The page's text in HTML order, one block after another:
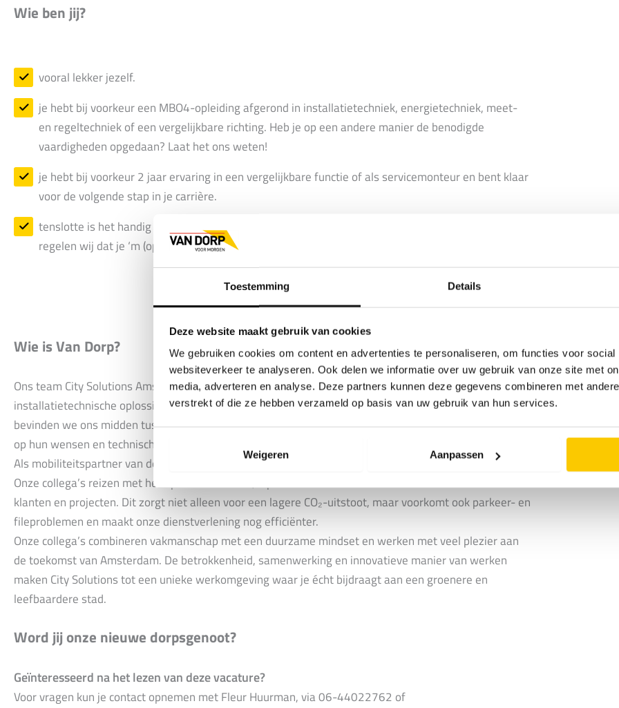
Toestemming Details
Deze website maakt gebruik van cookies
We gebruiken cookies om content en advertenties te personaliseren, om functies voor
websiteverkeer te analyseren. Ook delen we informatie over uw gebruik van onze site met
media, adverteren en analyse. Deze partners kunnen deze gegevens combineren met
verstrekt of die ze hebben verzameld op basis van uw gebruik van hun services.
Weigeren Aanpassen
Wie ben jij?
vooral lekker jezelf.
je hebt bij voorkeur een MBO4-opleiding afgerond in installatietechniek, energietechniek, meet-
en regeltechniek of een vergelijkbare richting. Heb je op een andere manier de benodigde
vaardigheden opgedaan? Laat het ons weten!
je hebt bij voorkeur 2 jaar ervaring in een vergelijkbare functie of als servicemonteur en bent klaar
voor de volgende stap in je carrière.
tenslotte is het handig dat je een VOG kunt overleggen. Heb je ‘m nog niet of is ‘ie verlopen? Dan
regelen wij dat je ‘m (opnieuw) kunt aanvragen, geen punt.
Wie is Van Dorp?
Ons team City Solutions Amsterdam (CISO) werkt dagelijks aan duurzame en innovatieve
installatietechnische oplossingen in hartje Amsterdam. Dankzij ons unieke City Solutions-concept
bevinden we ons midden tussen onze klanten, waardoor we snel, efficiënt en flexibel kunnen inspelen
op hun wensen en technische vraagstukken.
Als mobiliteitspartner van de gemeente Amsterdam zetten wij ons actief in voor een duurzamere stad.
Onze collega’s reizen met het openbaar vervoer, lopend of met de elektrische fiets of scooter naar
klanten en projecten. Dit zorgt niet alleen voor een lagere CO₂-uitstoot, maar voorkomt ook parkeer- en
fileproblemen en maakt onze dienstverlening nog efficiënter.
Onze collega’s combineren vakmanschap met een duurzame mindset en werken met veel plezier aan
de toekomst van Amsterdam. De betrokkenheid, samenwerking en innovatieve manier van werken
maken City Solutions tot een unieke werkomgeving waar je écht bijdraagt aan een groenere en
leefbaardere stad.
Word jij onze nieuwe dorpsgenoot?
Geïnteresseerd na het lezen van deze vacature?
Voor vragen kun je contact opnemen met Fleur Huurman, via 06-44022762 of